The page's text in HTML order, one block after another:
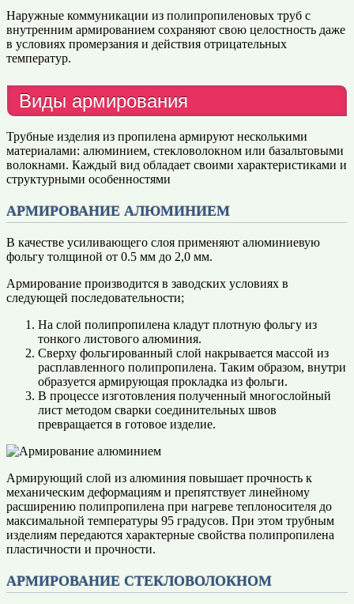
Наружные коммуникации из полипропиленовых труб с
внутренним армированием сохраняют свою целостность даже
в условиях промерзания и действия отрицательных
температур.
Виды армирования
Трубные изделия из пропилена армируют несколькими
материалами: алюминием, стекловолокном или базальтовыми
волокнами. Каждый вид обладает своими характеристиками и
структурными особенностями
АРМИРОВАНИЕ АЛЮМИНИЕМ
В качестве усиливающего слоя применяют алюминиевую
фольгу толщиной от 0.5 мм до 2,0 мм.
Армирование производится в заводских условиях в
следующей последовательности;
На слой полипропилена кладут плотную фольгу из
тонкого листового алюминия.
Сверху фольгированный слой накрывается массой из
расплавленного полипропилена. Таким образом, внутри
образуется армирующая прокладка из фольги.
В процессе изготовления полученный многослойный
лист методом сварки соединительных швов
превращается в готовое изделие.
Армирующий слой из алюминия повышает прочность к
механическим деформациям и препятствует линейному
расширению полипропилена при нагреве теплоносителя до
максимальной температуры 95 градусов. При этом трубным
изделиям передаются характерные свойства полипропилена
пластичности и прочности.
АРМИРОВАНИЕ СТЕКЛОВОЛОКНОМ